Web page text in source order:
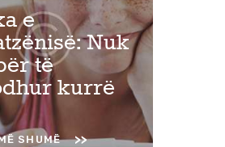
e
Nuk
të
kurrë
SHUMË